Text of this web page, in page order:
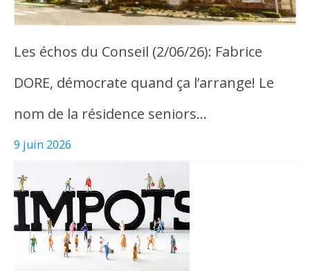
Les échos du Conseil (2/06/26): Fabrice
DORE, démocrate quand ça l’arrange! Le
nom de la résidence seniors…
9 juin 2026